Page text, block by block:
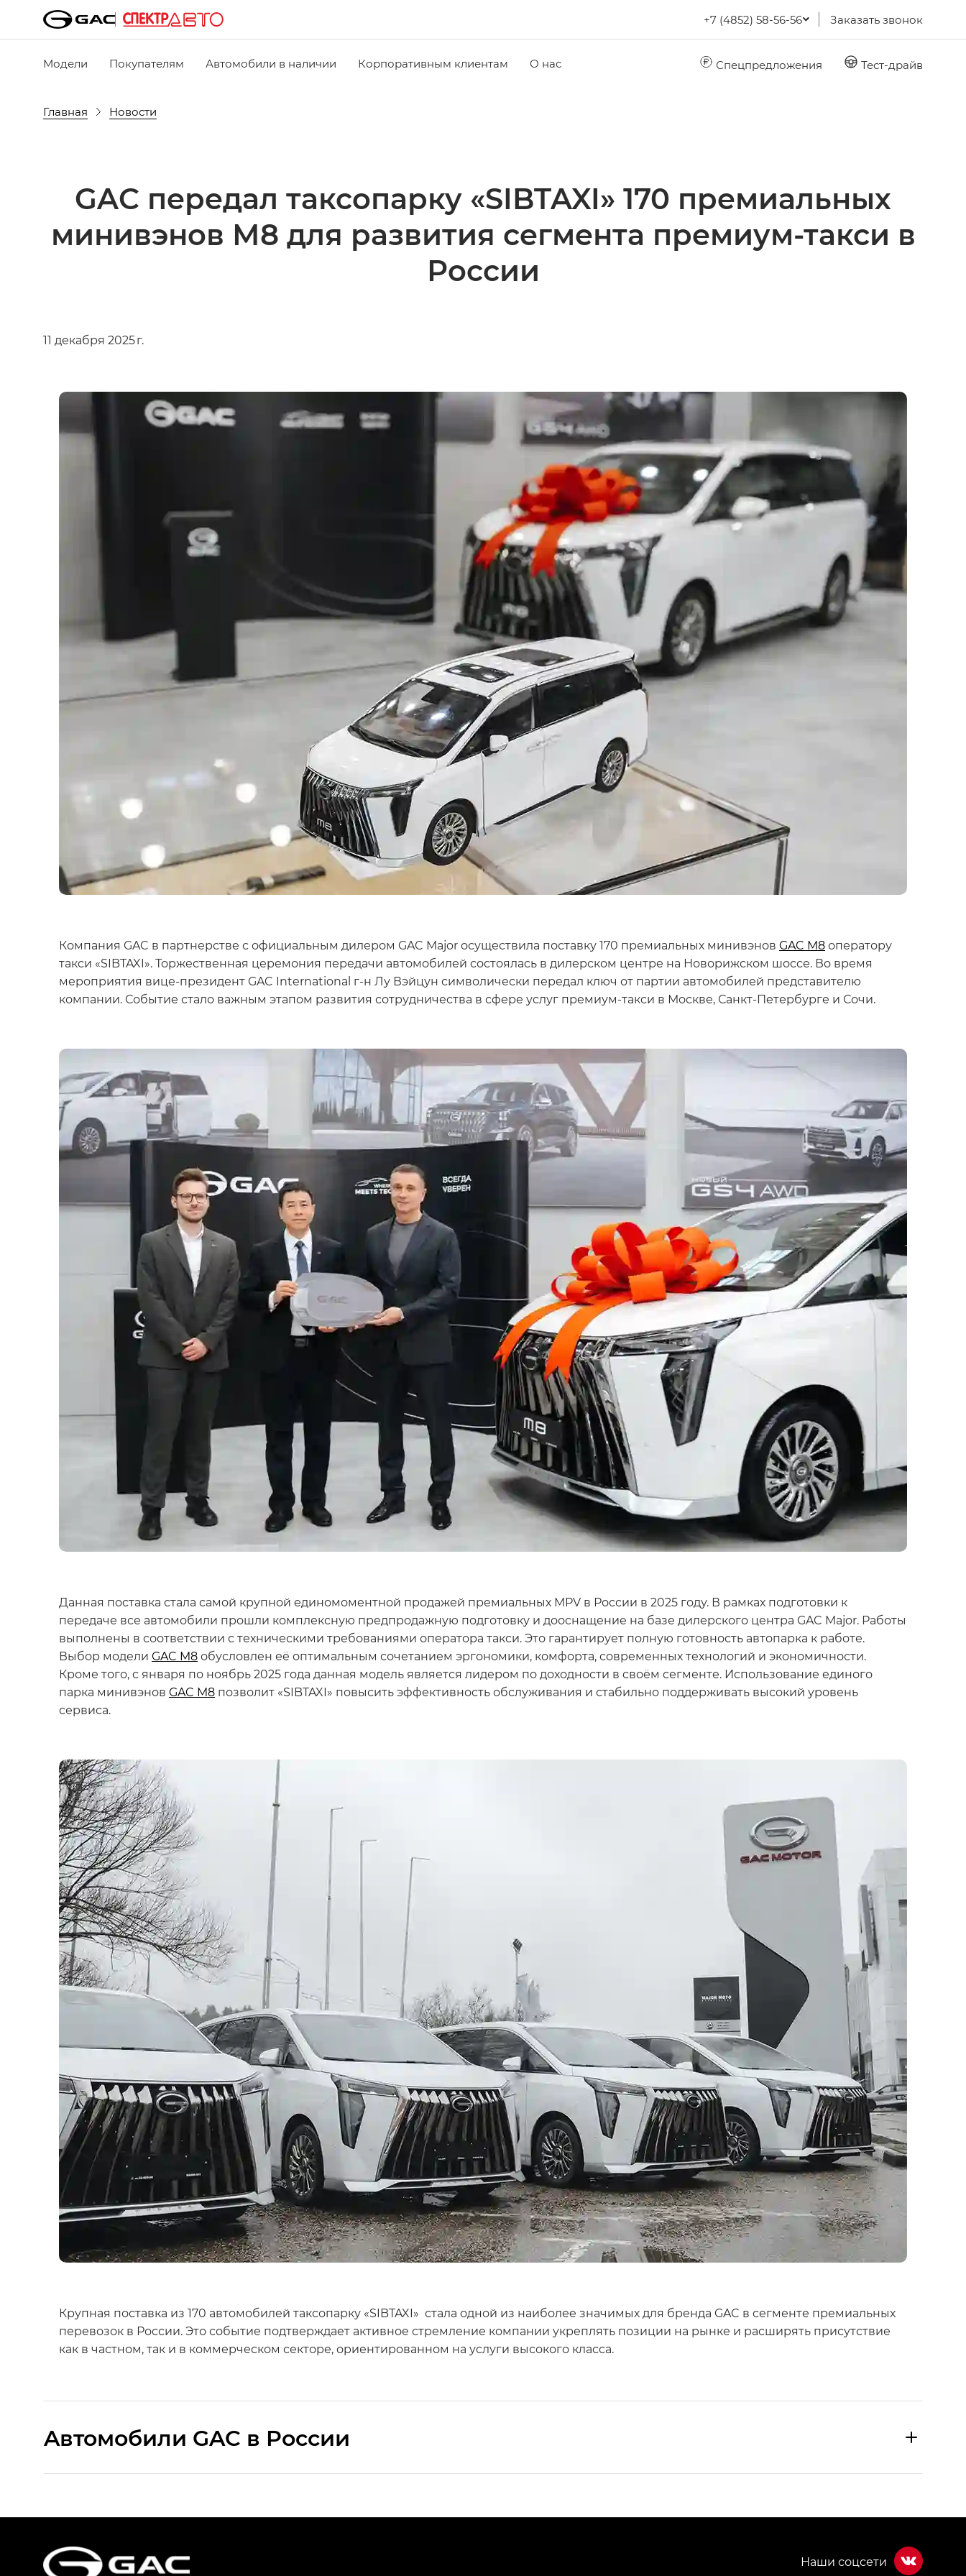
+7 (4852) 58-56-56 Заказать звонок
Модели Покупателям Автомобили в наличии Корпоративным клиентам О нас Спецпредложения Тест-драйв
Главная Новости
GAC передал таксопарку «SIBTAXI» 170 премиальных
минивэнов М8 для развития сегмента премиум-такси в
России
11 декабря 2025 г.
Компания GAC в партнерстве с официальным дилером GAC Major осуществила поставку 170 премиальных минивэнов GAC M8оператору
такси «SIBTAXI». Торжественная церемония передачи автомобилей состоялась в дилерском центре на Новорижском шоссе. Во время
мероприятия вице-президент GAC International г-н Лу Вэйцун символически передал ключ от партии автомобилей представителю
компании. Событие стало важным этапом развития сотрудничества в сфере услуг премиум-такси в Москве, Санкт-Петербурге и Сочи.
Данная поставка стала самой крупной единомоментной продажей премиальных MPV в России в 2025 году. В рамках подготовки к
передаче все автомобили прошли комплексную предпродажную подготовку и дооснащение на базе дилерского центра GAC Major. Работы
выполнены в соответствии с техническими требованиями оператора такси. Это гарантирует полную готовность автопарка к работе.
Выбор модели GAC M8обусловлен её оптимальным сочетанием эргономики, комфорта, современных технологий и экономичности.
Кроме того, с января по ноябрь 2025 года данная модель является лидером по доходности в своём сегменте. Использование единого
парка минивэнов GAC M8 позволит «SIBTAXI» повысить эффективность обслуживания и стабильно поддерживать высокий уровень
сервиса.
Крупная поставка из 170 автомобилей таксопарку «SIBTAXI» стала одной из наиболее значимых для бренда GAC в сегменте премиальных
перевозок в России. Это событие подтверждает активное стремление компании укреплять позиции на рынке и расширять присутствие
как в частном, так и в коммерческом секторе, ориентированном на услуги высокого класса.
Aвтомобили GAC в России
HYPTEC HT — Хайптек Эйч Ти (HYPTEC HT) в комплектации Экс ПРЕМИУМ — EX PREMIUM